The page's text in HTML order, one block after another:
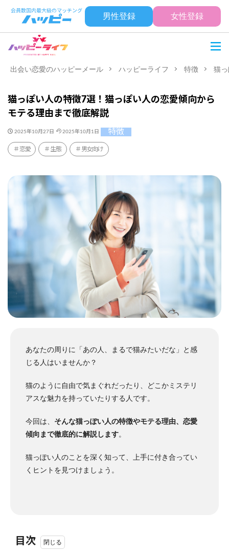
男性登録 女性登録
出会い恋愛のハッピーメール ハッピーライフ 特徴 猫
猫っぽい人の特徴7選！猫っぽい人の恋愛傾向から
モテる理由まで徹底解説
2025年10月27日 2025年10月1日 特徴
恋愛 生態 男女向け
あなたの周りに「あの人、まるで猫みたいだな」と感
じる人はいませんか？
猫のように自由で気まぐれだったり、どこかミステリ
アスな魅力を持っていたりする人です。
今回は、 そんな猫っぽい人の特徴やモテる理由、恋愛
傾向まで徹底的に解説します。
猫っぽい人のことを深く知って、上手に付き合ってい
くヒントを見つけましょう。
目次